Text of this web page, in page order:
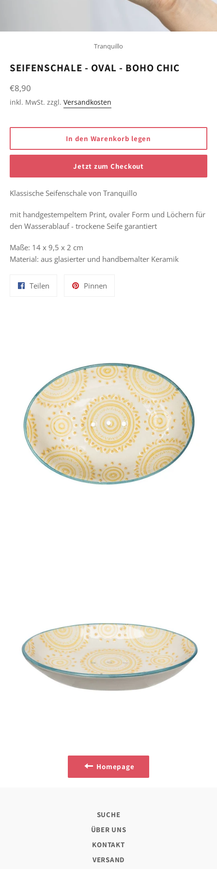
Tranquillo
SEIFENSCHALE - OVAL - BOHO CHIC
Normaler
Preis
€8,90
inkl. MwSt. zzgl. Versandkosten
In den Warenkorb legen
Jetzt zum Checkout
Klassische Seifenschale von Tranquillo
mit handgestempeltem Print, ovaler Form und Löchern für
den Wasserablauf - trockene Seife garantiert
Maße: 14 x 9,5 x 2 cm
Material: aus glasierter und handbemalter Keramik
Teilen Pinnen
Homepage
SUCHE
ÜBER UNS
KONTAKT
VERSAND